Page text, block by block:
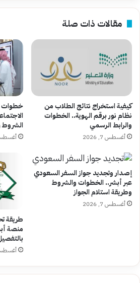
مقالات ذات صلة
كيفية استخراج نتائج الطلاب من
نظام نور برقم الهوية.. الخطوات
والرابط الرسمي
أغسطس 7, 2026
خطوات
الشروط
أغسطس 7,
إصدار وتجديد جواز السفر السعودي
عبر أبشر.. الخطوات والشروط
وطريقة استلام الجواز
أغسطس 7, 2026
طريقة
منصة
أغسطس 7,